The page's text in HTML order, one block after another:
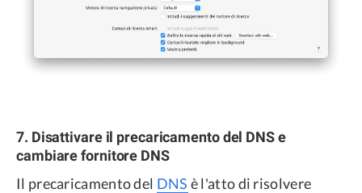
7. Disattivare il precaricamento del DNS e
cambiare fornitore DNS
Il precaricamento del DNS è l'atto di risolvere